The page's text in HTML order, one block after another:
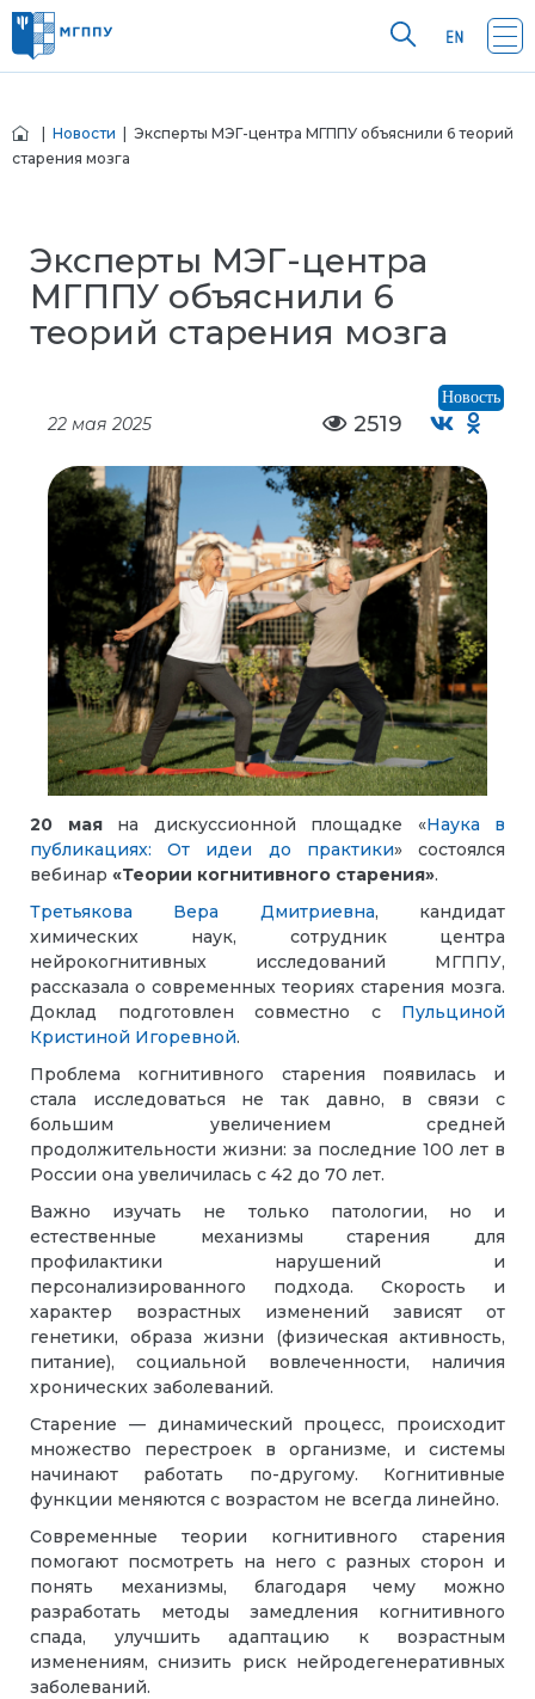
Новости | Эксперты МЭГ-центра МГППУ объяснили 6 теорий
старения мозга
Эксперты МЭГ-центра
МГППУ объяснили 6
теорий старения мозга
Новость
22 мая 2025 2519
20 маяна дискуссионной площадке «Наука в
публикациях: От идеи до практики» состоялся
вебинар «Теории когнитивного старения».
Третьякова Вера Дмитриевна, кандидат
химических наук, сотрудник центра
нейрокогнитивных исследований МГППУ,
рассказала о современных теориях старения мозга.
Доклад подготовлен совместно с Пульциной
Кристиной Игоревной.
Проблема когнитивного старения появилась и
стала исследоваться не так давно, в связи с
большим увеличением средней
продолжительности жизни: за последние 100 лет в
России она увеличилась с 42 до 70 лет.
Важно изучать не только патологии, но и
естественные механизмы старения для
профилактики нарушений и
персонализированного подхода. Скорость и
характер возрастных изменений зависят от
генетики, образа жизни (физическая активность,
питание), социальной вовлеченности, наличия
хронических заболеваний.
Старение — динамический процесс, происходит
множество перестроек в организме, и системы
начинают работать по-другому. Когнитивные
функции меняются с возрастом не всегда линейно.
Современные теории когнитивного старения
помогают посмотреть на него с разных сторон и
понять механизмы, благодаря чему можно
разработать методы замедления когнитивного
спада, улучшить адаптацию к возрастным
изменениям, снизить риск нейродегенеративных
заболеваний.